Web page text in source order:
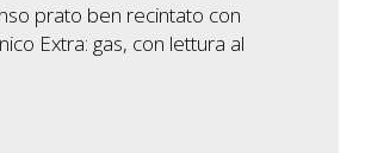
prato ben recintato con
Extra: gas, con lettura al